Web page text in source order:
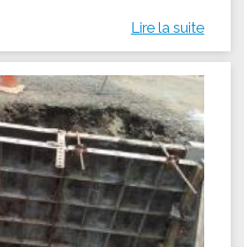
Lire la suite